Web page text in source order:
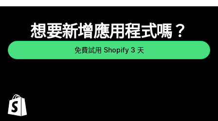
想要新增應用程式嗎？
免費試用 Shopify 3 天